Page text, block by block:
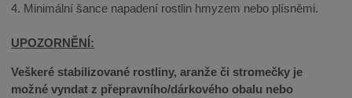
4. Minimální šance napadení rostlin hmyzem nebo plísněmi.
UPOZORNĚNÍ:
Veškeré stabilizované rostliny, aranže či stromečky je
možné vyndat z přepravního/dárkového obalu nebo